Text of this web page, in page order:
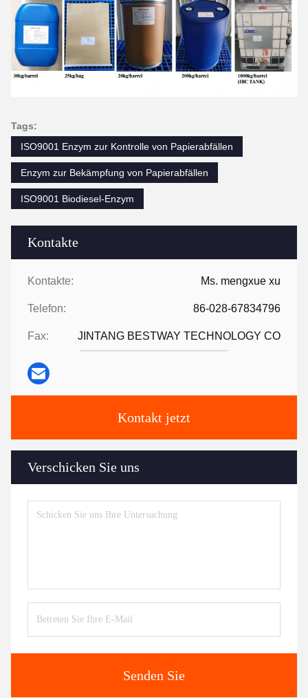
Kontakte
Kontakte: Ms. mengxue xu
Telefon: 86-028-67834796
Fax: JINTANG BESTWAY TECHNOLOGY CO
Kontakt jetzt
Verschicken Sie uns
Senden Sie
Tags:
ISO9001 Enzym zur Kontrolle von Papierabfällen
Enzym zur Bekämpfung von Papierabfällen
ISO9001 Biodiesel-Enzym